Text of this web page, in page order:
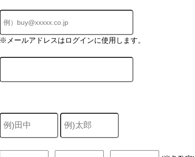
※メールアドレスはログインに使用します。